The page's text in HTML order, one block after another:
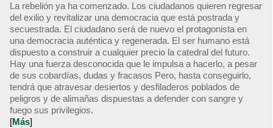
La rebelión ya ha comenzado. Los ciudadanos quieren regresar
del exilio y revitalizar una democracia que está postrada y
secuestrada. El ciudadano será de nuevo el protagonista en
una democracia auténtica y regenerada. El ser humano está
dispuesto a construir a cualquier precio la catedral del futuro.
Hay una fuerza desconocida que le impulsa a hacerlo, a pesar
de sus cobardías, dudas y fracasos Pero, hasta conseguirlo,
tendrá que atravesar desiertos y desfiladeros poblados de
peligros y de alimañas dispuestas a defender con sangre y
fuego sus privilegios.
[Más]